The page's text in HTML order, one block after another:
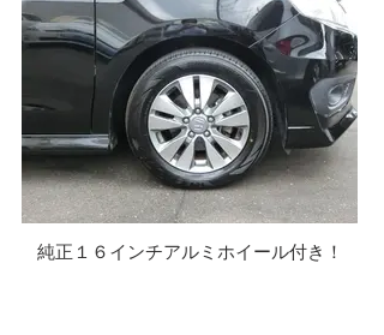
純正１６インチアルミホイール付き！